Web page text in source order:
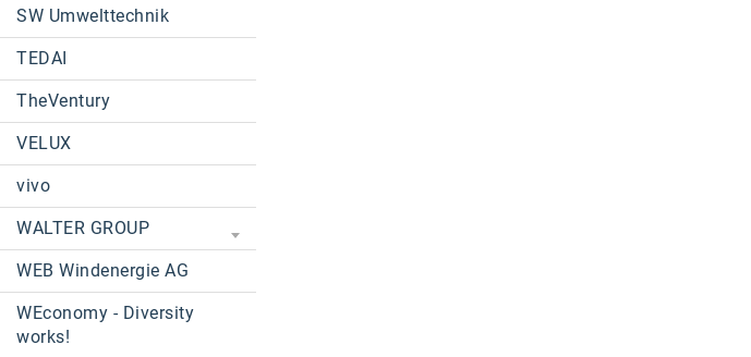
SW Umwelttechnik
TEDAI
TheVentury
VELUX
vivo
WALTER GROUP
WEB Windenergie AG
WEconomy - Diversity
works!